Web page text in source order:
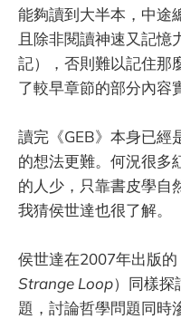
能夠讀到大半本，中途
且除非閱讀神速又記憶
記），否則難以記住那
了較早章節的部分內容
讀完《GEB》本身已經
的想法更難。何況很多
的人少，只靠書皮學自
我猜侯世達也很了解。
侯世達在2007年出版
Strange Loop）同樣探
題，討論哲學問題同時